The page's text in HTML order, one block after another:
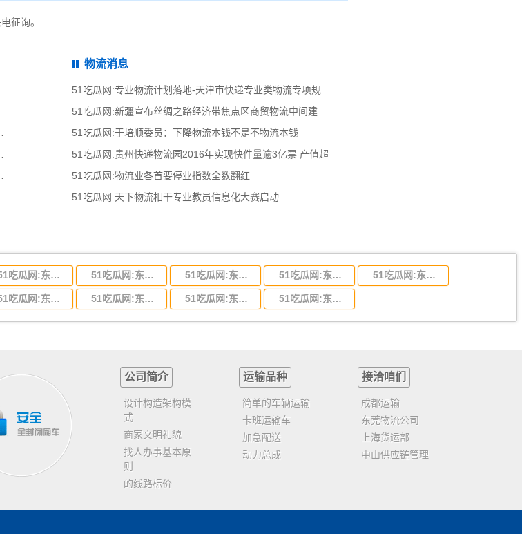
征询。
物流消息
51吃瓜网:专业物流计划落地-天津市快递专业类物流专项规
51吃瓜网:新疆宣布丝绸之路经济带焦点区商贸物流中间建
51吃瓜网:于培顺委员：下降物流本钱不是不物流本钱
51吃瓜网:贵州快递物流园2016年实现快件量逾3亿票 产值超
51吃瓜网:物流业各首要停业指数全数翻红
51吃瓜网:天下物流相干专业教员信息化大赛启动
51吃瓜网:东莞到吉林省物流运输,东莞到吉林省物流公司 51吃瓜网:东莞到甘肃省物流运输,东莞到甘肃省物流公司 51吃瓜网:东莞到陕西省物流运输,东莞到陕西省物流公司 51吃瓜网:东莞到贵州省物流运输,东莞到贵州省物流公司 51吃瓜网:东莞到四川省物流专线,东莞到四川省物流公司
51吃瓜网:东莞到江苏物流专线运输,东莞到江苏省物流公司 51吃瓜网:东莞到浙江省物流运输,东莞到浙江省物流公司 51吃瓜网:东莞到福建省物流运输,东莞到福建省物流公司 51吃瓜网:东莞到广西物流专线,东莞到广西物流公司
公司简介
设计构造架构模
式
商家文明礼貌
找人办事基本原
则
的线路标价
运输品种
简单的车辆运输
卡班运输车
加急配送
动力总成
接洽咱们
成都运输
东莞物流公司
上海货运部
中山供应链管理